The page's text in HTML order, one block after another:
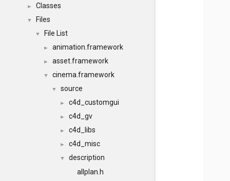
► Classes
▼ Files
▼ File List
► animation.framework
► asset.framework
▼ cinema.framework
▼ source
► c4d_customgui
► c4d_gv
► c4d_libs
► c4d_misc
▼
description
allplan.h